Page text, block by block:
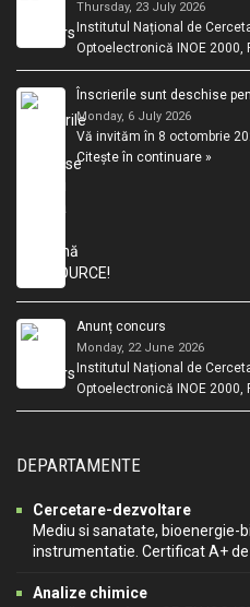
Thursday, 23 July 2026
Institutul Național de
Optoelectronică INOE 2000,
Înscrierile sunt deschise
Monday, 6 July 2026
Vă invităm în 8 octombrie
Citește în continuare »
Anunț concurs
Monday, 22 June 2026
Institutul Național de
Optoelectronică INOE 2000,
DEPARTAMENTE
Cercetare-dezvoltare
Mediu si sanatate, bioenergie-
instrumentatie. Certificat A+ de
Analize chimice